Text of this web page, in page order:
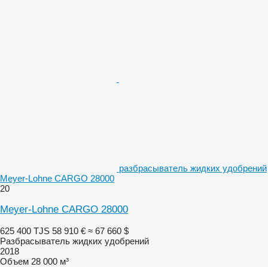
разбрасыватель жидких удобрений
Meyer-Lohne CARGO 28000
20
Meyer-Lohne CARGO 28000
625 400 TJS 58 910 € ≈ 67 660 $
Разбрасыватель жидких удобрений
2018
Объем 28 000 м³